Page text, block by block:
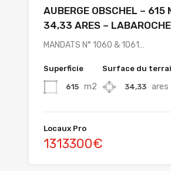
AUBERGE OBSCHEL – 615
34,33 ARES – LABAROCHE
MANDATS N° 1060 & 1061…
Superficie
615 m2
Surface du
34,33 ares
Locaux Pro
1313300€